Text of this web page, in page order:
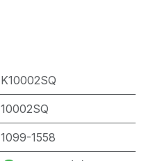
K10002SQ
10002SQ
1099-1558